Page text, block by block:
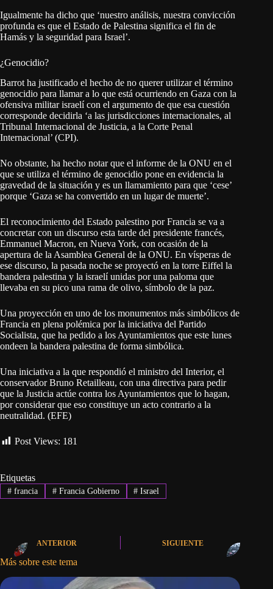
Igualmente ha dicho que ‘nuestro análisis, nuestra convicción
profunda es que el Estado de Palestina significa el fin de
Hamás y la seguridad para Israel’.
¿Genocidio?
Barrot ha justificado el hecho de no querer utilizar el término
genocidio para llamar a lo que está ocurriendo en Gaza con la
ofensiva militar israelí con el argumento de que esa cuestión
corresponde decidirla ‘a las jurisdicciones internacionales, al
Tribunal Internacional de Justicia, a la Corte Penal
Internacional’ (CPI).
No obstante, ha hecho notar que el informe de la ONU en el
que se utiliza el término de genocidio pone en evidencia la
gravedad de la situación y es un llamamiento para que ‘cese’
porque ‘Gaza se ha convertido en un lugar de muerte’.
El reconocimiento del Estado palestino por Francia se va a
concretar con un discurso esta tarde del presidente francés,
Emmanuel Macron, en Nueva York, con ocasión de la
apertura de la Asamblea General de la ONU. En vísperas de
ese discurso, la pasada noche se proyectó en la torre Eiffel la
bandera palestina y la israelí unidas por una paloma que
llevaba en su pico una rama de olivo, símbolo de la paz.
Una proyección en uno de los monumentos más simbólicos de
Francia en plena polémica por la iniciativa del Partido
Socialista, que ha pedido a los Ayuntamientos que este lunes
ondeen la bandera palestina de forma simbólica.
Una iniciativa a la que respondió el ministro del Interior, el
conservador Bruno Retailleau, con una directiva para pedir
que la Justicia actúe contra los Ayuntamientos que lo hagan,
por considerar que eso constituye un acto contrario a la
neutralidad. (EFE)
Post Views: 181
Etiquetas
#francia #Francia Gobierno # Israel
ANTERIOR SIGUIENTE
Más sobre este tema